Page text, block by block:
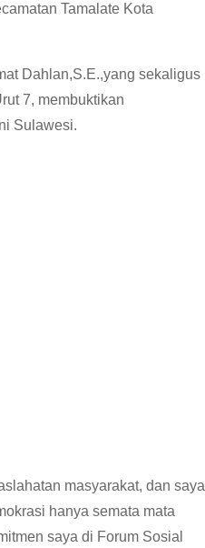
Tamalate Kota
Dahlan,S.E.,yang sekaligus
7, membuktikan
Sulawesi.
masyarakat, dan saya
hanya semata mata
saya di Forum Sosial